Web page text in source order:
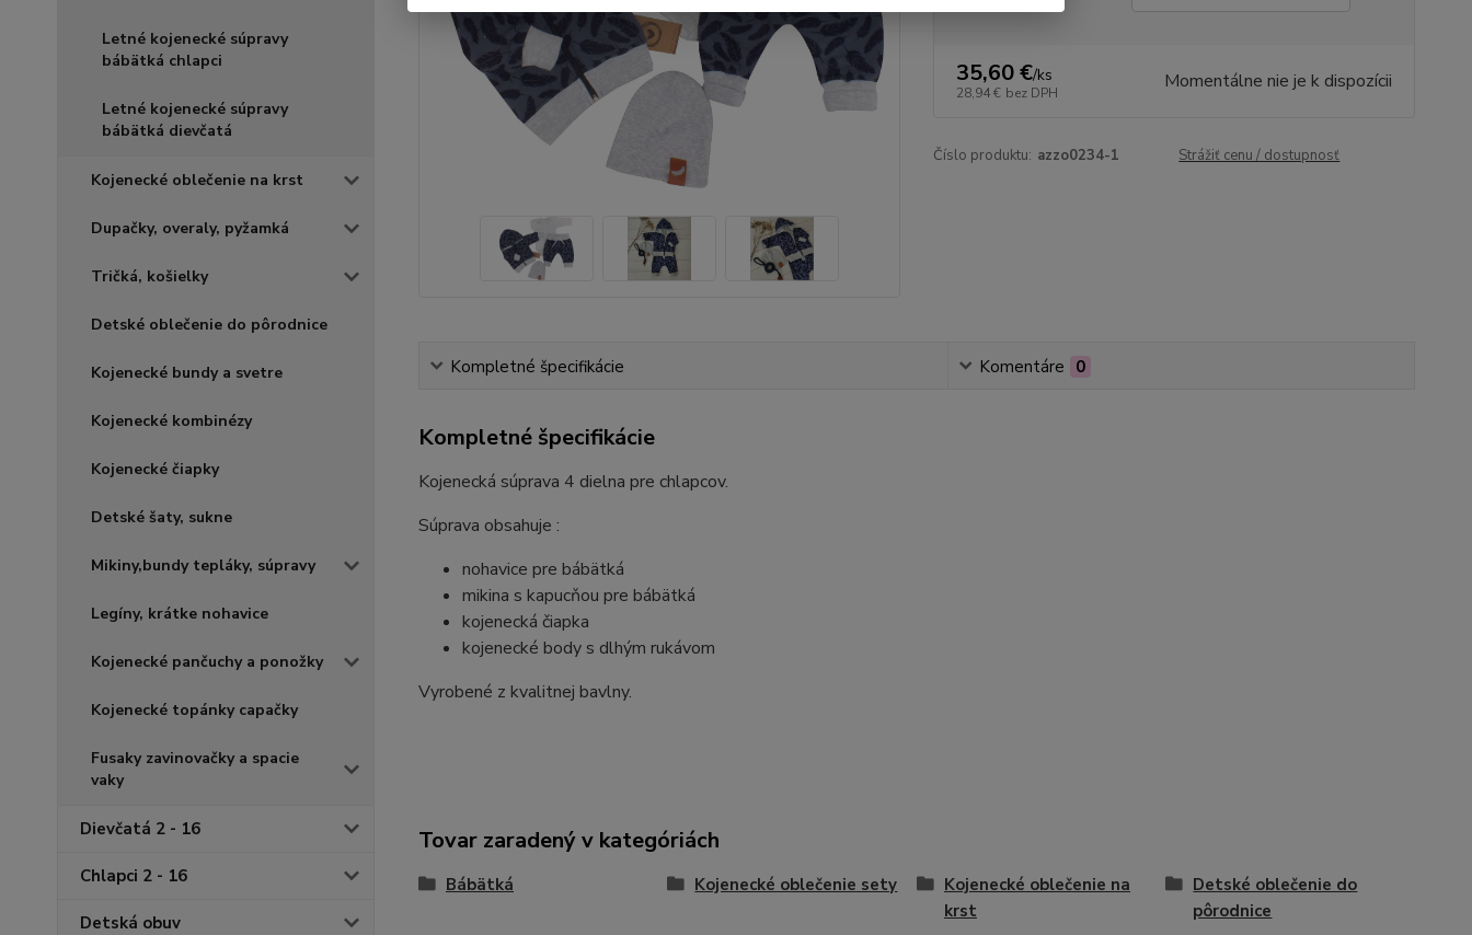
Letné kojenecké súpravy
bábätká chlapci
Letné kojenecké súpravy
bábätká dievčatá
Kojenecké oblečenie na krst
Dupačky, overaly, pyžamká
Tričká, košielky
Detské oblečenie do pôrodnice
Kojenecké bundy a svetre
Kojenecké kombinézy
Kojenecké čiapky
Detské šaty, sukne
Mikiny,bundy tepláky, súpravy
Legíny, krátke nohavice
Kojenecké pančuchy a ponožky
Kojenecké topánky capačky
Fusaky zavinovačky a spacie
vaky
Dievčatá 2 - 16
Chlapci 2 - 16
Detská obuv
35,60 €/ks
28,94 € bez DPH Momentálne nie je k dispozícii
Číslo produktu: azzo0234-1 Strážiť cenu / dostupnosť
Kompletné špecifikácie Komentáre 0
Kompletné špecifikácie
Kojenecká súprava 4 dielna pre chlapcov.
Súprava obsahuje :
nohavice pre bábätká
mikina s kapucňou pre bábätká
kojenecká čiapka
kojenecké body s dlhým rukávom
Vyrobené z kvalitnej bavlny.
Tovar zaradený v kategóriách
Bábätká Kojenecké oblečenie sety
Kojenecké oblečenie na
krst
Detské oblečenie do
pôrodnice